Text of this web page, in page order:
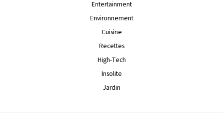
Entertainment
Environnement
Cuisine
Recettes
High-Tech
Insolite
Jardin